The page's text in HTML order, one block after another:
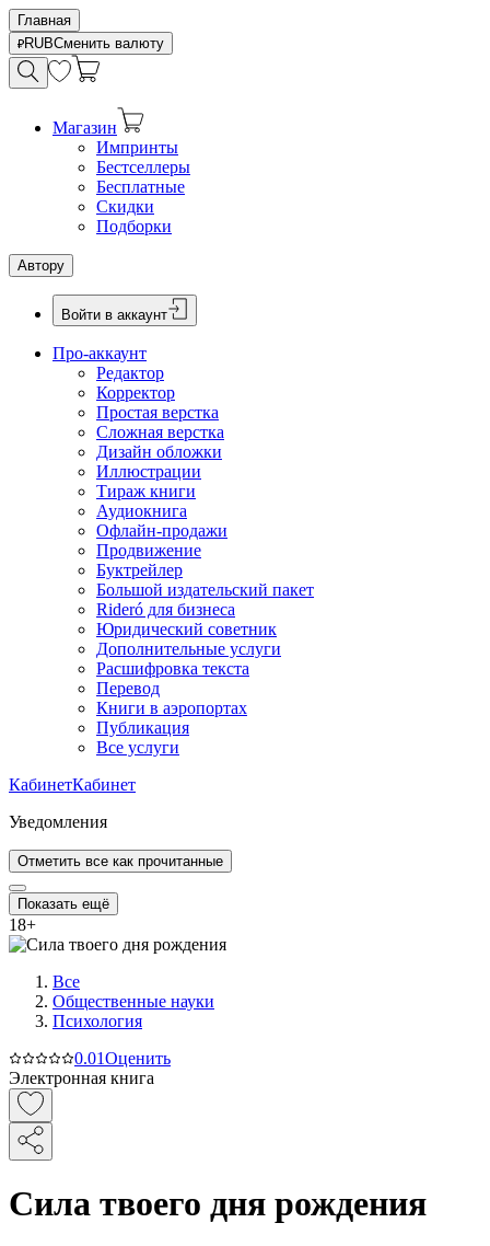
Главная
RUBСменить валюту
Магазин
Импринты
Бестселлеры
Бесплатные
Скидки
Подборки
Автору
Войти в аккаунт
Про-аккаунт
Редактор
Корректор
Простая верстка
Сложная верстка
Дизайн обложки
Иллюстрации
Тираж книги
Аудиокнига
Офлайн-продажи
Продвижение
Буктрейлер
Большой издательский пакет
Rideró для бизнеса
Юридический советник
Дополнительные услуги
Расшифровка текста
Перевод
Книги в аэропортах
Публикация
Все услуги
КабинетКабинет
Уведомления
Отметить все как прочитанные
Показать ещё
18+
Все
Общественные науки
Психология
0.01Оценить
Электронная книга
Сила твоего дня рождения